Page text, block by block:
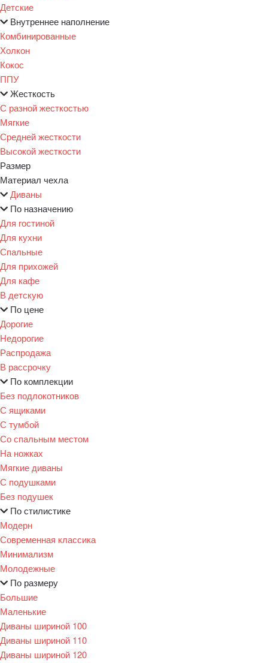
Детские
Внутреннее наполнение
Комбинированные
Холкон
Кокос
ППУ
Жесткость
С разной жесткостью
Мягкие
Средней жесткости
Высокой жесткости
Размер
Материал чехла
Диваны
По назначению
Для гостиной
Для кухни
Спальные
Для прихожей
Для кафе
В детскую
По цене
Дорогие
Недорогие
Распродажа
В рассрочку
По комплекции
Без подлокотников
С ящиками
С тумбой
Со спальным местом
На ножках
Мягкие диваны
С подушками
Без подушек
По стилистике
Модерн
Современная классика
Минимализм
Молодежные
По размеру
Большие
Маленькие
Диваны шириной 100
Диваны шириной 110
Диваны шириной 120